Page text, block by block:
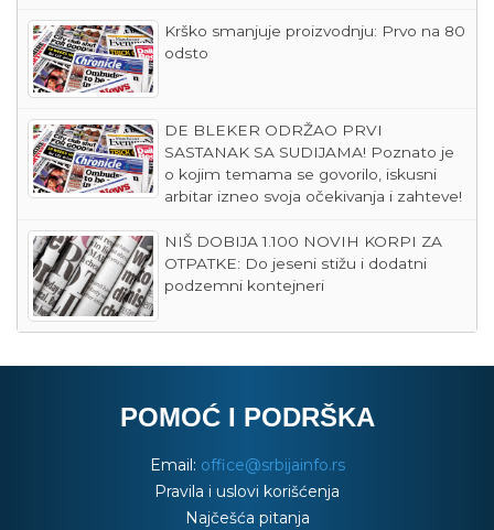
Krško smanjuje proizvodnju: Prvo na 80
odsto
DE BLEKER ODRŽAO PRVI
SASTANAK SA SUDIJAMA! Poznato je
o kojim temama se govorilo, iskusni
arbitar izneo svoja očekivanja i zahteve!
NIŠ DOBIJA 1.100 NOVIH KORPI ZA
OTPATKE: Do jeseni stižu i dodatni
podzemni kontejneri
POMOĆ I PODRŠKA
Email: office@srbijainfo.rs
Pravila i uslovi korišćenja
Najčešća pitanja